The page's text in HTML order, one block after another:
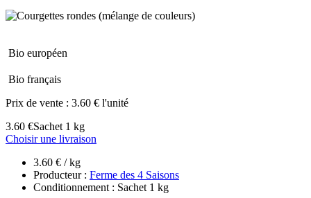
Bio européen
Bio français
Prix de vente : 3.60 € l'unité
3.60 €Sachet 1 kg
Choisir une livraison
3.60 € / kg
Producteur : Ferme des 4 Saisons
Conditionnement : Sachet 1 kg